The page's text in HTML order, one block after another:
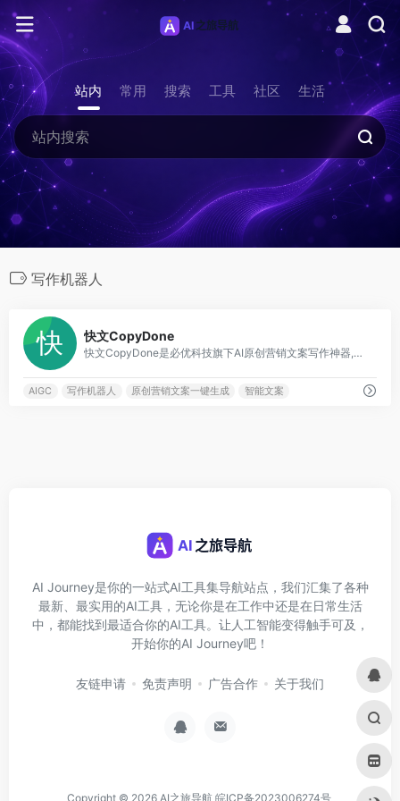
站内 常用 搜索 工具 社区 生活
写作机器人
快文CopyDone
快文CopyDone是必优科技旗下AI原创营销文案写作神器,通过强大的自然语言处理能力,通过输入关键词,快速生成原创的软文,可以发布在各个媒体和自媒体平台,大幅提高创作效率
AIGC 写作机器人 原创营销文案一键生成 智能文案
AI Journey是你的一站式AI工具集导航站点，我们汇集了各种
最新、最实用的AI工具，无论你是在工作中还是在日常生活
中，都能找到最适合你的AI工具。让人工智能变得触手可及，
开始你的AI Journey吧！
友链申请 免责声明 广告合作 关于我们
Copyright © 2026 AI之旅导航 皖ICP备2023006274号